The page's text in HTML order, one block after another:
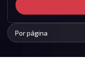
Por página